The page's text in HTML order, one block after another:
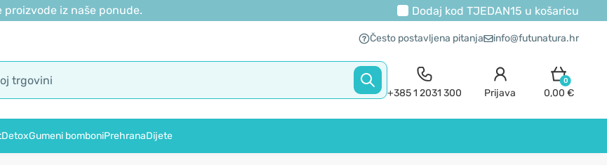
proizvode iz naše ponude. Dodaj kod TJEDAN15 u košaricu
Često postavljena pitanja info@futunatura.hr
+385 1 2031 300 Prijava
0
0,00 €
DetoxGumeni bomboniPrehranaDijete